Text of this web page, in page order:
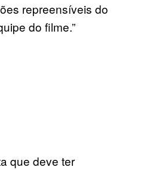
repreensíveis do
do filme.”
que deve ter